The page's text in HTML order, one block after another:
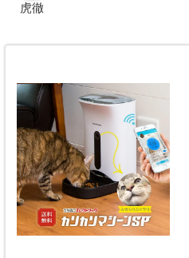
虎徹